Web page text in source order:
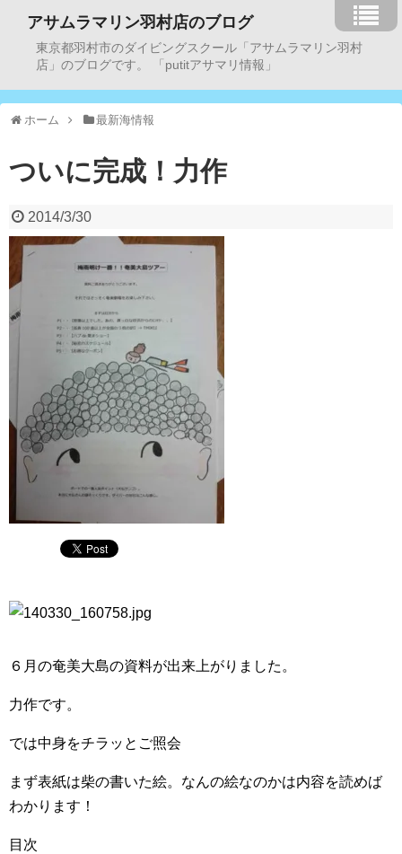
アサムラマリン羽村店のブログ
東京都羽村市のダイビングスクール「アサムラマリン羽村
店」のブログです。 「putitアサマリ情報」
ホーム 最新海情報
ついに完成！力作
2014/3/30
６月の奄美大島の資料が出来上がりました。
力作です。
では中身をチラッとご照会
まず表紙は柴の書いた絵。なんの絵なのかは内容を読めば
わかります！
目次